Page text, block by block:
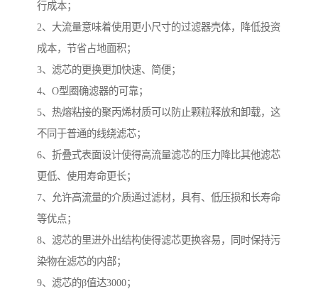
行成本；
2、大流量意味着使用更小尺寸的过滤器壳体，降低投资
成本，节省占地面积；
3、滤芯的更换更加快速、简便；
4、O型圈确滤器的可靠；
5、热熔粘接的聚丙烯材质可以防止颗粒释放和卸载，这
不同于普通的线绕滤芯；
6、折叠式表面设计使得高流量滤芯的压力降比其他滤芯
更低、使用寿命更长；
7、允许高流量的介质通过滤材，具有、低压损和长寿命
等优点；
8、滤芯的里进外出结构使得滤芯更换容易，同时保持污
染物在滤芯的内部；
9、滤芯的β值达3000；